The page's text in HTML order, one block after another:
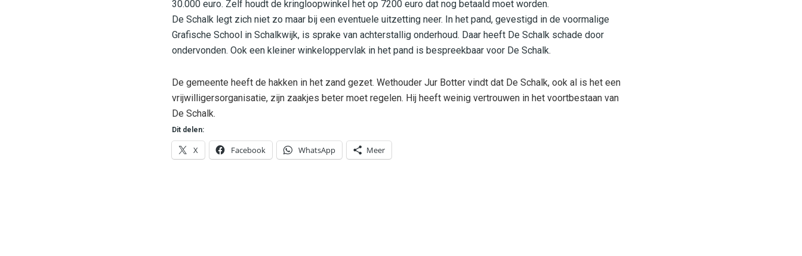
30.000 euro. Zelf houdt de kringloopwinkel het op 7200 euro dat nog betaald moet worden.
De Schalk legt zich niet zo maar bij een eventuele uitzetting neer. In het pand, gevestigd in de voormalige
Grafische School in Schalkwijk, is sprake van achterstallig onderhoud. Daar heeft De Schalk schade door
ondervonden. Ook een kleiner winkeloppervlak in het pand is bespreekbaar voor De Schalk.
De gemeente heeft de hakken in het zand gezet. Wethouder Jur Botter vindt dat De Schalk, ook al is het een
vrijwilligersorganisatie, zijn zaakjes beter moet regelen. Hij heeft weinig vertrouwen in het voortbestaan van
De Schalk.
Dit delen:
X Facebook WhatsApp Meer